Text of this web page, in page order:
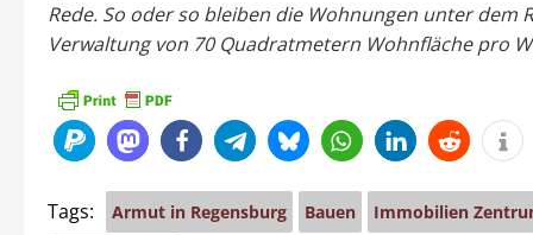
Rede. So oder so bleiben die Wohnungen unter dem
Verwaltung von 70 Quadratmetern Wohnfläche pro
Tags: Armut in Regensburg Bauen Immobilien